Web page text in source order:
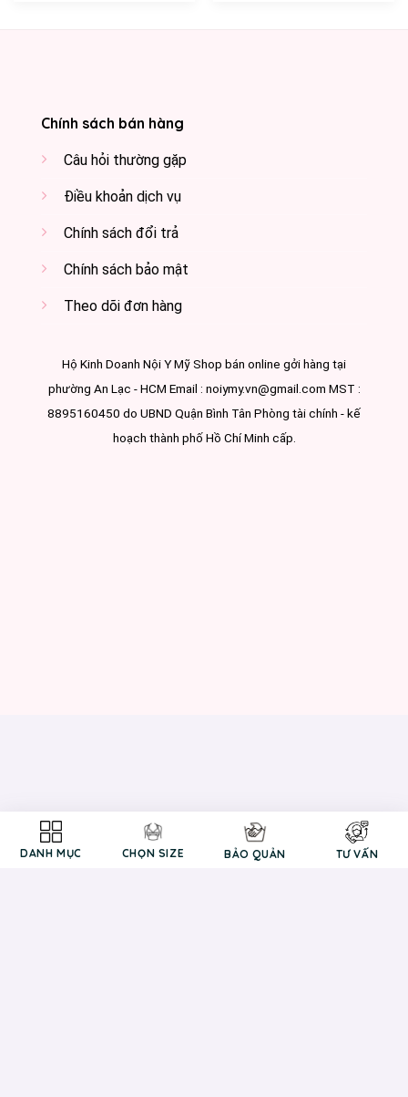
Chính sách bán hàng
Câu hỏi thường gặp
Điều khoản dịch vụ
Chính sách đổi trả
Chính sách bảo mật
Theo dõi đơn hàng
Hộ Kinh Doanh Nội Y Mỹ Shop bán online gởi hàng tại
phường An Lạc - HCM Email : noiymy.vn@gmail.com MST :
8895160450 do UBND Quận Bình Tân Phòng tài chính - kế
hoạch thành phố Hồ Chí Minh cấp.
DANH MỤC CHỌN SIZE BẢO QUẢN TƯ VẤN